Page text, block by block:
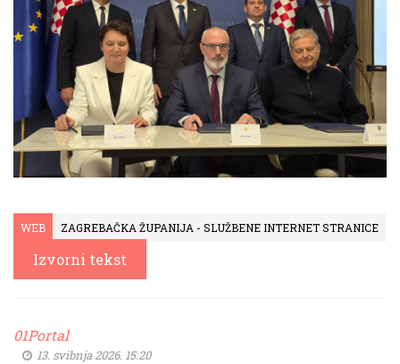
WEB ZAGREBAČKA ŽUPANIJA - SLUŽBENE INTERNET STRANICE
Izvorni tekst
01Portal
13. svibnja 2026. 15:20